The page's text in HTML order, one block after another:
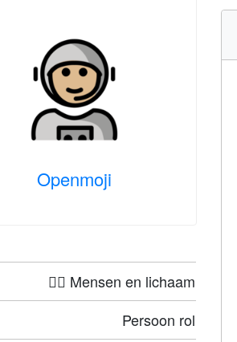
Openmoji
🤦‍♀️ Mensen en lichaam
Persoon rol